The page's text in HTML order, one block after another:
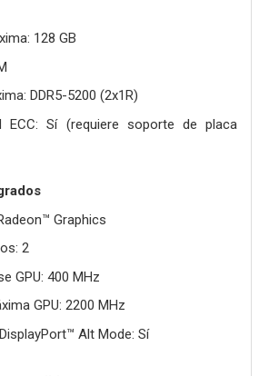
128 GB
DDR5-5200 (2x1R)
ECC: Sí (requiere soporte de placa
Graphics
2
GPU: 400 MHz
GPU: 2200 MHz
Alt Mode: Sí